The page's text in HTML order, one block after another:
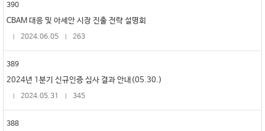
390
CBAM 대응 및 아세안 시장 진출 전략 설명회
2024.06.05
263
389
2024년 1분기 신규인증 심사 결과 안내(05.30.)
2024.05.31
345
388